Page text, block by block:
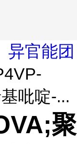
异官能团
吡啶-...
聚